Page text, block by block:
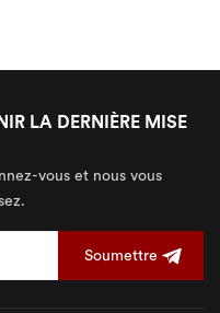
LA DERNIÈRE MISE
vous et nous vous
Soumettre